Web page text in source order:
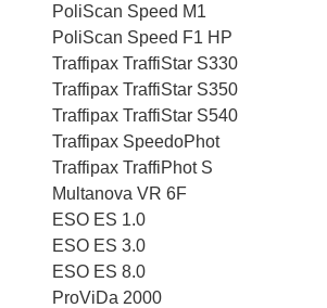
PoliScan Speed M1
PoliScan Speed F1 HP
Traffipax TraffiStar S330
Traffipax TraffiStar S350
Traffipax TraffiStar S540
Traffipax SpeedoPhot
Traffipax TraffiPhot S
Multanova VR 6F
ESO ES 1.0
ESO ES 3.0
ESO ES 8.0
ProViDa 2000